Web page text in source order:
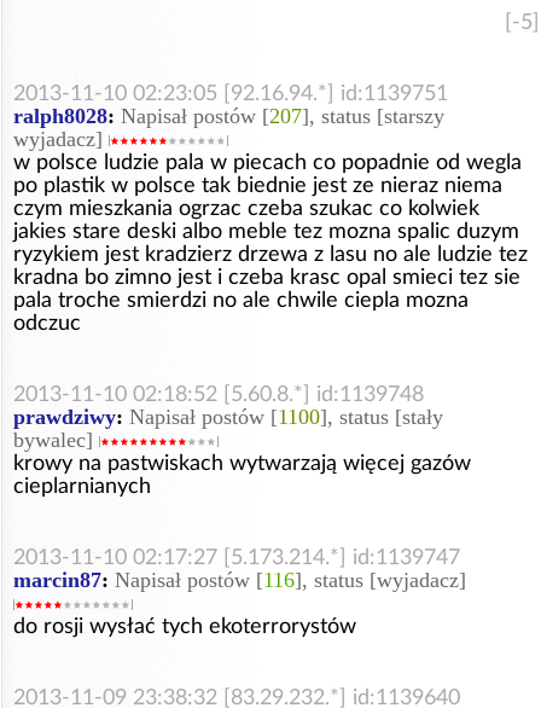
[-5]
2013-11-10 02:23:05 [92.16.94.*] id:1139751
ralph8028: Napisał postów [207], status [starszy
wyjadacz]
w polsce ludzie pala w piecach co popadnie od wegla
po plastik w polsce tak biednie jest ze nieraz niema
czym mieszkania ogrzac czeba szukac co kolwiek
jakies stare deski albo meble tez mozna spalic duzym
ryzykiem jest kradzierz drzewa z lasu no ale ludzie tez
kradna bo zimno jest i czeba krasc opal smieci tez sie
pala troche smierdzi no ale chwile ciepla mozna
odczuc
2013-11-10 02:18:52 [5.60.8.*] id:1139748
prawdziwy: Napisał postów [1100], status [stały
bywalec]
krowy na pastwiskach wytwarzają więcej gazów
cieplarnianych
2013-11-10 02:17:27 [5.173.214.*] id:1139747
marcin87: Napisał postów [116], status [wyjadacz]
do rosji wysłać tych ekoterrorystów
2013-11-09 23:38:32 [83.29.232.*] id:1139640